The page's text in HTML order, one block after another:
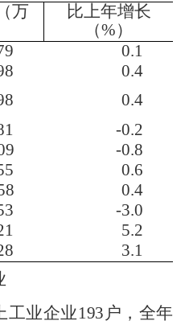
（万
比上年增长
（%）
0.1
0.4
0.4
-0.2
-0.8
0.6
0.4
-3.0
5.2
3.1
工业企业193 户，全年